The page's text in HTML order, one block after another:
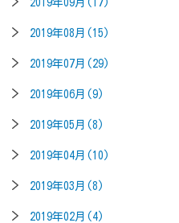
2019年09月(17)
2019年08月(15)
2019年07月(29)
2019年06月(9)
2019年05月(8)
2019年04月(10)
2019年03月(8)
2019年02月(4)